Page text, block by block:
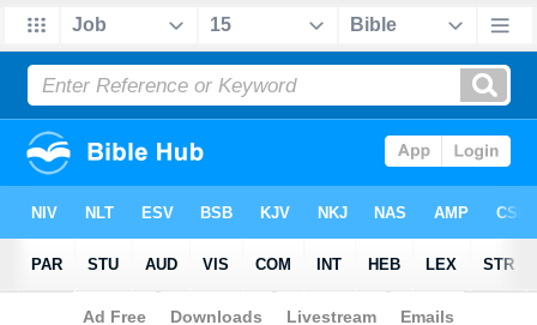
Biblia>Turkish